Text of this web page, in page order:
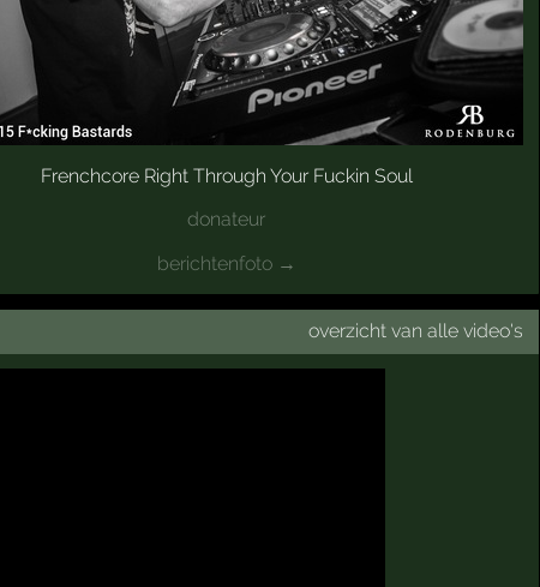
Frenchcore Right Through Your Fuckin Soul
donateur
berichtenfoto →
overzicht van alle video's